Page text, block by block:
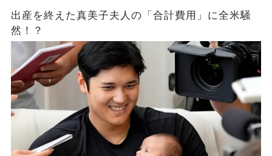
出産を終えた真美子夫人の「合計費用」に全米騒
然！？